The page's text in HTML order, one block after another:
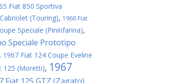
Fiat 850 Sportiva
(Touring), 1966 Fiat
Speciale (Pininfarina),
Speciale Prototipo
, 1967 Fiat 124 Coupe Eveline
125 (Moretti), 1967